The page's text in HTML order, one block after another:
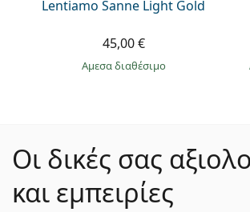
Lentiamo Sanne Light Gold
45,00 €
άμεσα διαθέσιμο
Οι δικές σας
και εμπειρίες